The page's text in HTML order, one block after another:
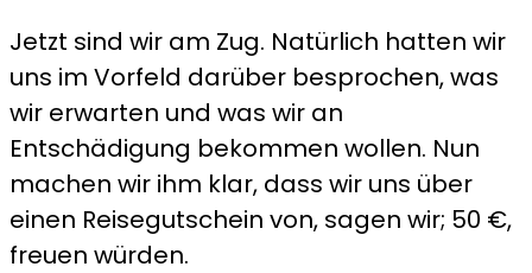
Jetzt sind wir am Zug. Natürlich hatten wir
uns im Vorfeld darüber besprochen, was
wir erwarten und was wir an
Entschädigung bekommen wollen. Nun
machen wir ihm klar, dass wir uns über
einen Reisegutschein von, sagen wir; 50 €,
freuen würden.